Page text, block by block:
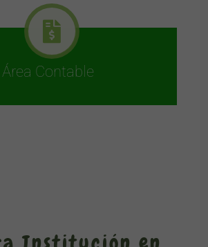
Área Contable